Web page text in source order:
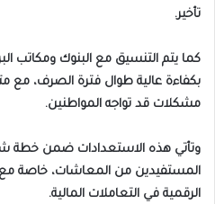
تأخير.
كما يتم التنسيق مع البنوك ومكاتب
بكفاءة عالية طوال فترة الصرف، مع
مشكلات قد تواجه المواطنين.
وتأتي هذه الاستعدادات ضمن خطة
المستفيدين من المعاشات، خاصة مع
الرقمية في التعاملات المالية.